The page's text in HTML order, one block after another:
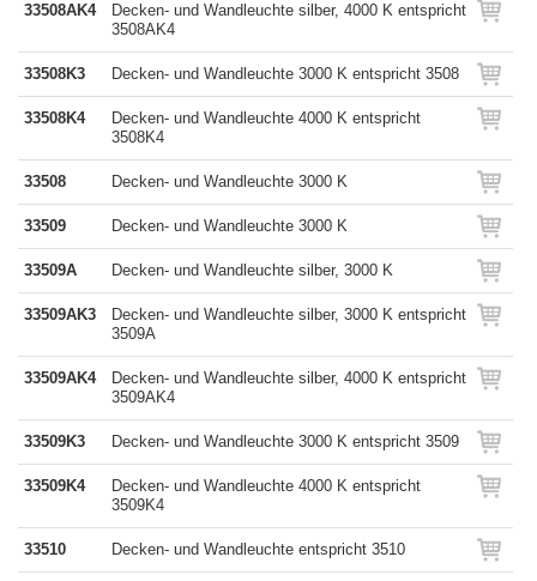
33508AK4
Decken- und Wandleuchte silber, 4000 K entspricht
3508AK4
33508K3 Decken- und Wandleuchte 3000 K entspricht 3508
33508K4
Decken- und Wandleuchte 4000 K entspricht
3508K4
33508 Decken- und Wandleuchte 3000 K
33509 Decken- und Wandleuchte 3000 K
33509A Decken- und Wandleuchte silber, 3000 K
33509AK3
Decken- und Wandleuchte silber, 3000 K entspricht
3509A
33509AK4
Decken- und Wandleuchte silber, 4000 K entspricht
3509AK4
33509K3 Decken- und Wandleuchte 3000 K entspricht 3509
33509K4
Decken- und Wandleuchte 4000 K entspricht
3509K4
33510 Decken- und Wandleuchte entspricht 3510